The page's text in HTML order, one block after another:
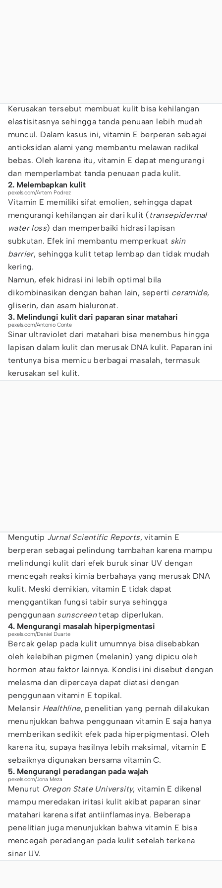
Kerusakan tersebut membuat kulit bisa kehilangan
elastisitasnya sehingga tanda penuaan lebih mudah
muncul. Dalam kasus ini, vitamin E berperan sebagai
antioksidan alami yang membantu melawan radikal
bebas. Oleh karena itu, vitamin E dapat mengurangi
dan memperlambat tanda penuaan pada kulit.
2. Melembapkan kulit
pexels.com/Artem Podrez
Vitamin E memiliki sifat emolien, sehingga dapat
mengurangi kehilangan air dari kulit (transepidermal
water loss) dan memperbaiki hidrasi lapisan
subkutan. Efek ini membantu memperkuat skin
barrier, sehingga kulit tetap lembap dan tidak mudah
kering.
Namun, efek hidrasi ini lebih optimal bila
dikombinasikan dengan bahan lain, seperti ceramide,
gliserin, dan asam hialuronat.
3. Melindungi kulit dari paparan sinar matahari
pexels.com/Antonio Conte
Sinar ultraviolet dari matahari bisa menembus hingga
lapisan dalam kulit dan merusak DNA kulit. Paparan ini
tentunya bisa memicu berbagai masalah, termasuk
kerusakan sel kulit.
Mengutip Jurnal Scientific Reports, vitamin E
berperan sebagai pelindung tambahan karena mampu
melindungi kulit dari efek buruk sinar UV dengan
mencegah reaksi kimia berbahaya yang merusak DNA
kulit. Meski demikian, vitamin E tidak dapat
menggantikan fungsi tabir surya sehingga
penggunaan sunscreentetap diperlukan.
4. Mengurangi masalah hiperpigmentasi
pexels.com/Daniel Duarte
Bercak gelap pada kulit umumnya bisa disebabkan
oleh kelebihan pigmen (melanin) yang dipicu oleh
hormon atau faktor lainnya. Kondisi ini disebut dengan
melasma dan dipercaya dapat diatasi dengan
penggunaan vitamin E topikal.
Melansir Healthline, penelitian yang pernah dilakukan
menunjukkan bahwa penggunaan vitamin E saja hanya
memberikan sedikit efek pada hiperpigmentasi. Oleh
karena itu, supaya hasilnya lebih maksimal, vitamin E
sebaiknya digunakan bersama vitamin C.
5. Mengurangi peradangan pada wajah
pexels.com/Jona Meza
Menurut Oregon State University, vitamin E dikenal
mampu meredakan iritasi kulit akibat paparan sinar
matahari karena sifat antiinflamasinya. Beberapa
penelitian juga menunjukkan bahwa vitamin E bisa
mencegah peradangan pada kulit setelah terkena
sinar UV.